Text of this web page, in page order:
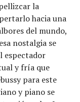
la
hacia una
del mundo,
nostalgia se
espectador
y fría que
para este
y piano se